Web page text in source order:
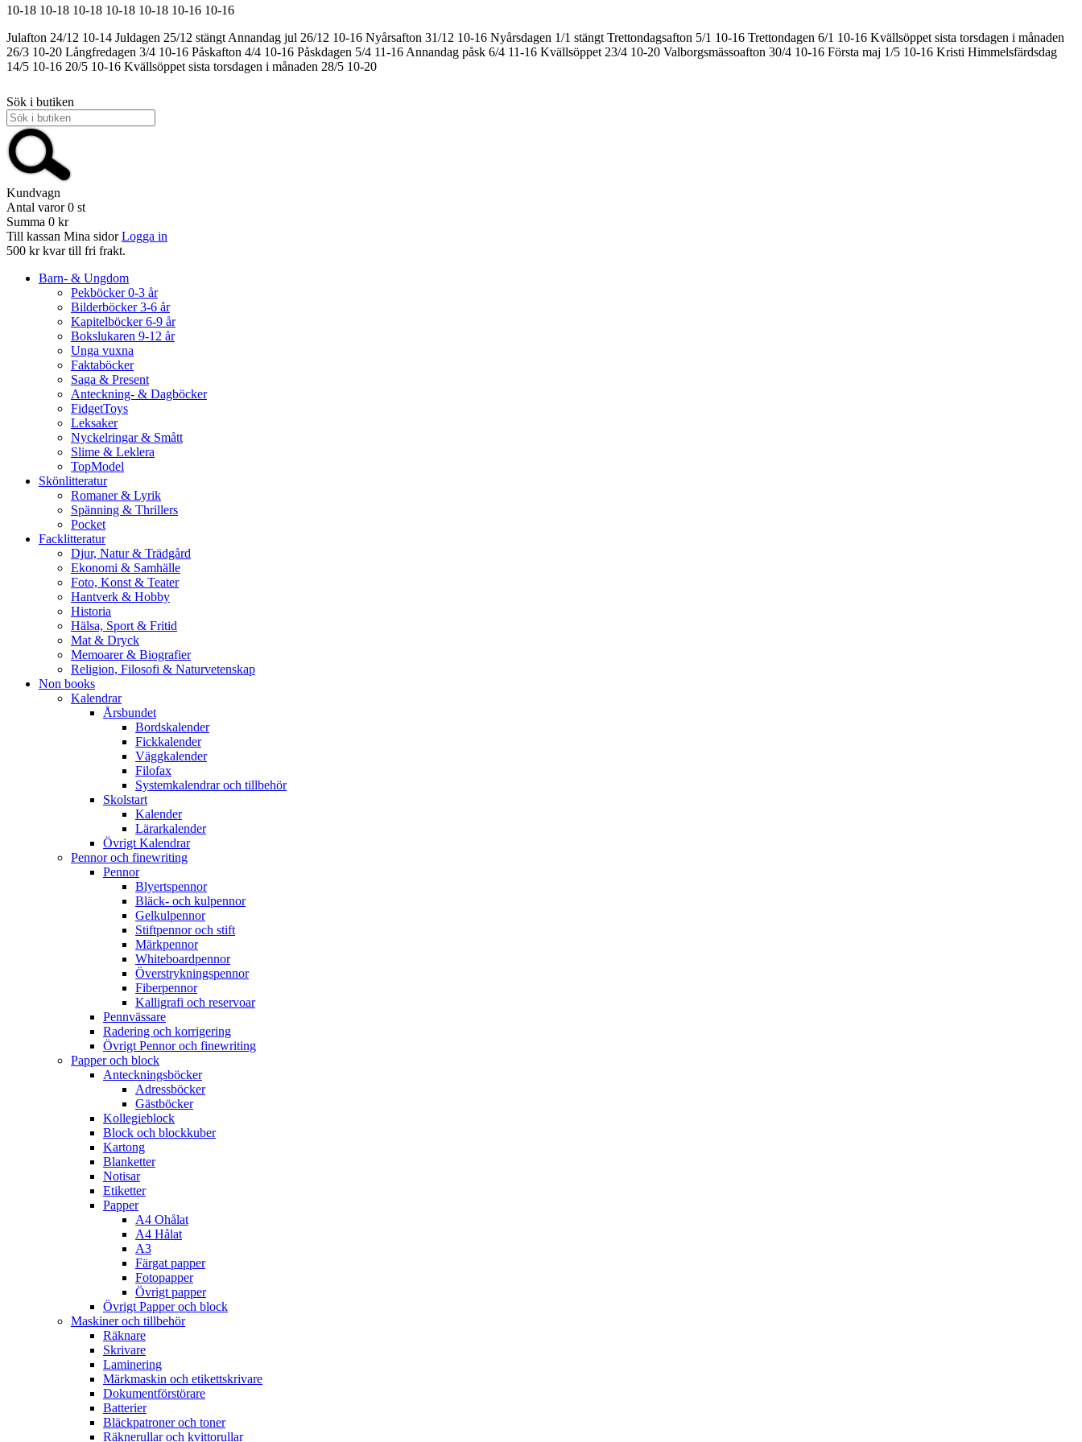
10-18 10-18 10-18 10-18 10-18 10-16 10-16
Julafton 24/12 10-14 Juldagen 25/12 stängt Annandag jul 26/12 10-16 Nyårsafton 31/12 10-16 Nyårsdagen 1/1 stängt Trettondagsafton 5/1 10-16 Trettondagen 6/1 10-16 Kvällsöppet sista torsdagen i månaden
26/3 10-20 Långfredagen 3/4 10-16 Påskafton 4/4 10-16 Påskdagen 5/4 11-16 Annandag påsk 6/4 11-16 Kvällsöppet 23/4 10-20 Valborgsmässoafton 30/4 10-16 Första maj 1/5 10-16 Kristi Himmelsfärdsdag
14/5 10-16 20/5 10-16 Kvällsöppet sista torsdagen i månaden 28/5 10-20
Sök i butiken
Kundvagn
Antal varor 0 st
Summa 0 kr
Till kassan Mina sidor Logga in
500 kr kvar till fri frakt.
Barn- & Ungdom
Pekböcker 0-3 år
Bilderböcker 3-6 år
Kapitelböcker 6-9 år
Bokslukaren 9-12 år
Unga vuxna
Faktaböcker
Saga & Present
Anteckning- & Dagböcker
FidgetToys
Leksaker
Nyckelringar & Smått
Slime & Leklera
TopModel
Skönlitteratur
Romaner & Lyrik
Spänning & Thrillers
Pocket
Facklitteratur
Djur, Natur & Trädgård
Ekonomi & Samhälle
Foto, Konst & Teater
Hantverk & Hobby
Historia
Hälsa, Sport & Fritid
Mat & Dryck
Memoarer & Biografier
Religion, Filosofi & Naturvetenskap
Non books
Kalendrar
Årsbundet
Bordskalender
Fickkalender
Väggkalender
Filofax
Systemkalendrar och tillbehör
Skolstart
Kalender
Lärarkalender
Övrigt Kalendrar
Pennor och finewriting
Pennor
Blyertspennor
Bläck- och kulpennor
Gelkulpennor
Stiftpennor och stift
Märkpennor
Whiteboardpennor
Överstrykningspennor
Fiberpennor
Kalligrafi och reservoar
Pennvässare
Radering och korrigering
Övrigt Pennor och finewriting
Papper och block
Anteckningsböcker
Adressböcker
Gästböcker
Kollegieblock
Block och blockkuber
Kartong
Blanketter
Notisar
Etiketter
Papper
A4 Ohålat
A4 Hålat
A3
Färgat papper
Fotopapper
Övrigt papper
Övrigt Papper och block
Maskiner och tillbehör
Räknare
Skrivare
Laminering
Märkmaskin och etikettskrivare
Dokumentförstörare
Batterier
Bläckpatroner och toner
Räknerullar och kvittorullar